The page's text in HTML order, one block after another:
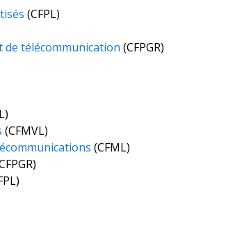
(CFPL)
télécommunication (CFPGR)
(CFMVL)
(CFML)